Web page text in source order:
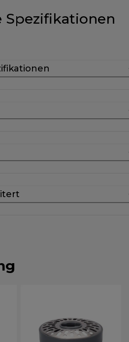
Spezifikationen